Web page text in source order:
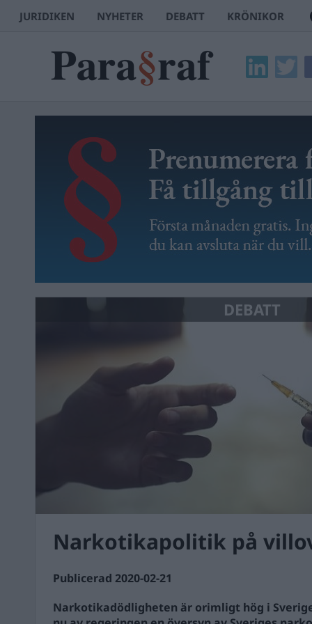
JURIDIKEN NYHETER DEBATT KRÖNIKOR
DEBATT
Narkotikapolitik på
Publicerad 2020-02-21
Narkotikadödligheten är orimligt hög i